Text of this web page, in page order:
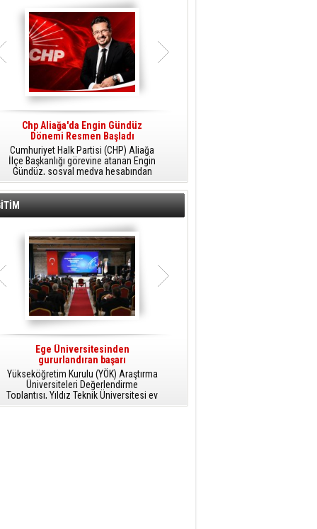
Chp Aliağa'da Engin Gündüz
Dönemi Resmen Başladı
Cumhuriyet Halk Partisi (CHP) Aliağa
İlçe Başkanlığı görevine atanan Engin
Gündüz, sosyal medya hesabından
yaptığı açıklamayla yeni döneme
ilişkin mesajlar verdi.
partililerin ve teşkilat mensuplarının
katılımıyla Aliağa Belediyesi Meclis
Ege Üniversitesinden
gururlandıran başarı
Yükseköğretim Kurulu (YÖK) Araştırma
Üniversiteleri Değerlendirme
Toplantısı, Yıldız Teknik Üniversitesi ev
sahipliğinde gerçekleştirildi.